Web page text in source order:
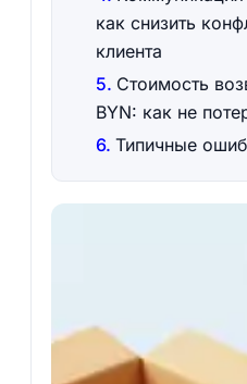
как снизить
клиента
Стоимость
BYN: как не
Типичные